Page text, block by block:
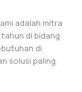
adalah mitra
tahun di bidang
di
solusi paling